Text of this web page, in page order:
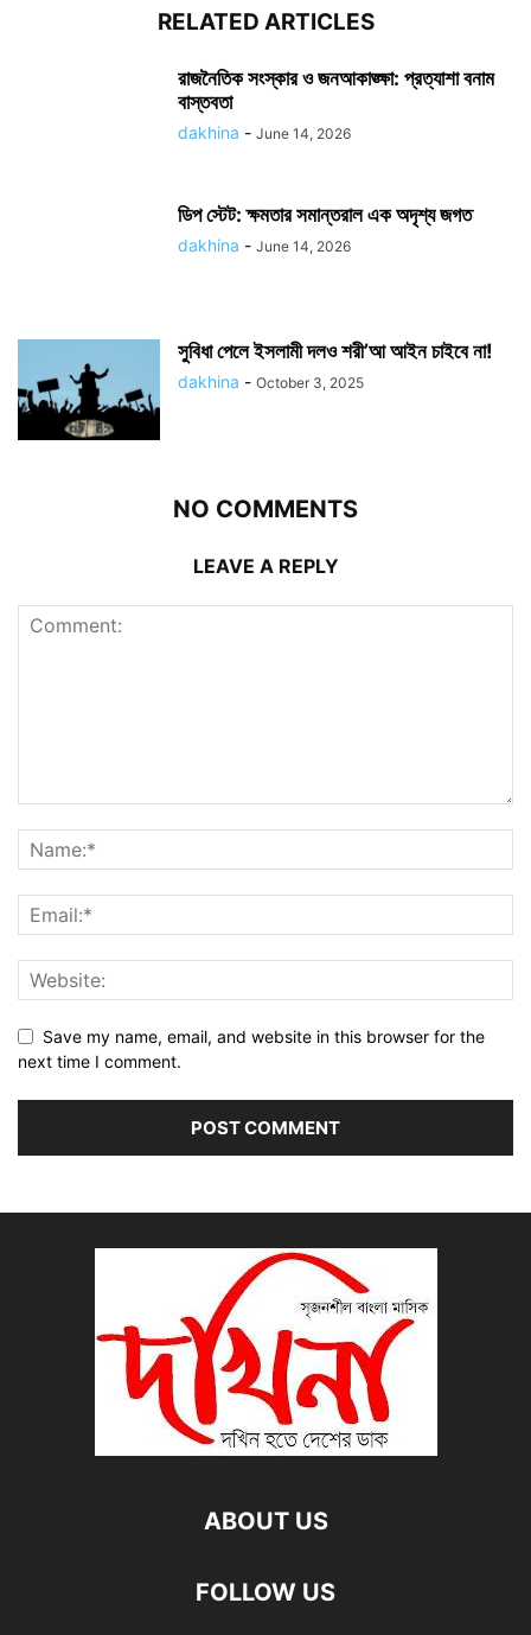
RELATED ARTICLES
রাজনৈতিক সংস্কার ও জনআকাঙ্ক্ষা: প্রত্যাশা বনাম
বাস্তবতা
dakhina - June 14, 2026
ডিপ স্টেট: ক্ষমতার সমান্তরাল এক অদৃশ্য জগত
dakhina - June 14, 2026
সুবিধা পেলে ইসলামী দলও শরী’আ আইন চাইবে না!
dakhina - October 3, 2025
NO COMMENTS
LEAVE A REPLY
Save my name, email, and website in this browser for the
next time I comment.
ABOUT US
FOLLOW US